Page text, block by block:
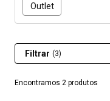
Outlet
Encontramos 2 produtos
Filtrar (3)